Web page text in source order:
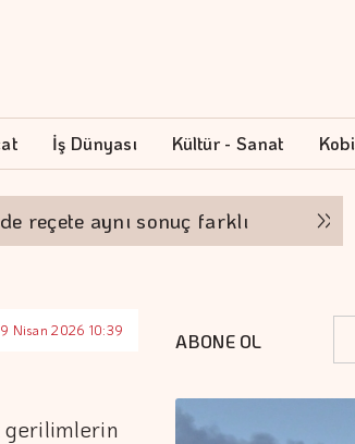
İş Dünyası Kültür - Sanat Kobi
aynı sonuç farklı
Nisan 2026 10:39
gerilimlerin
ABONE OL